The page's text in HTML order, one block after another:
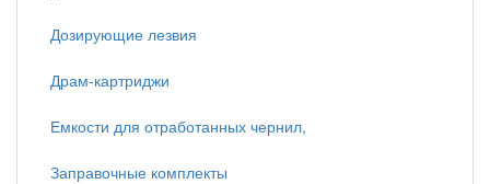
Дозирующие лезвия
Драм-картриджи
Емкости для отработанных чернил,
Заправочные комплекты